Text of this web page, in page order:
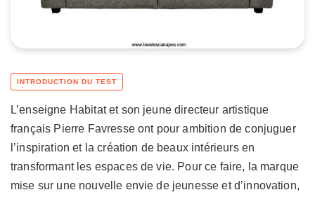
L’enseigne Habitat et son jeune directeur artistique
français Pierre Favresse ont pour ambition de conjuguer
l’inspiration et la création de beaux intérieurs en
transformant les espaces de vie. Pour ce faire, la marque
mise sur une nouvelle envie de jeunesse et d’innovation,